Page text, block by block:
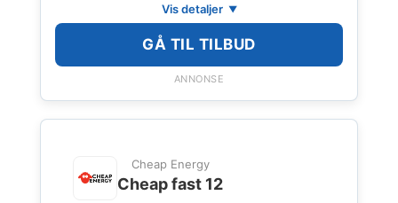
Vis detaljer
GÅ TIL TILBUD
ANNONSE
Cheap Energy
Cheap fast 12